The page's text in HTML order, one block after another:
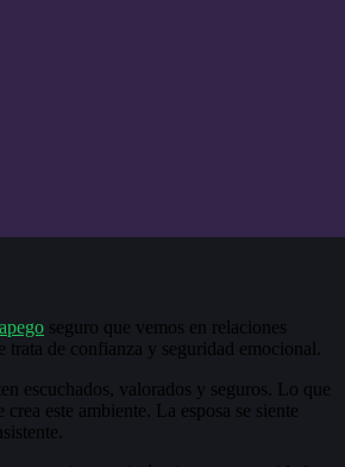
apego seguro que vemos en relaciones
de confianza y seguridad emocional.
escuchados, valorados y seguros. Lo que
este ambiente. La esposa se siente